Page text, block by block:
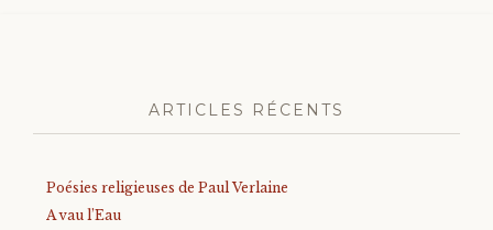
ARTICLES RÉCENTS
Poésies religieuses de Paul Verlaine
A vau l’Eau